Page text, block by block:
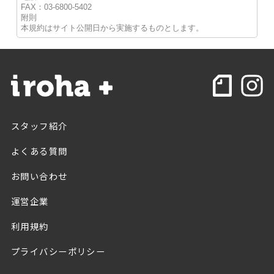
FAX：03-6800-5402
附則
本規約はサイト公開日から実施するものとします。
スタッフ紹介
よくある質問
お問い合わせ
運営企業
利用規約
プライバシーポリシー